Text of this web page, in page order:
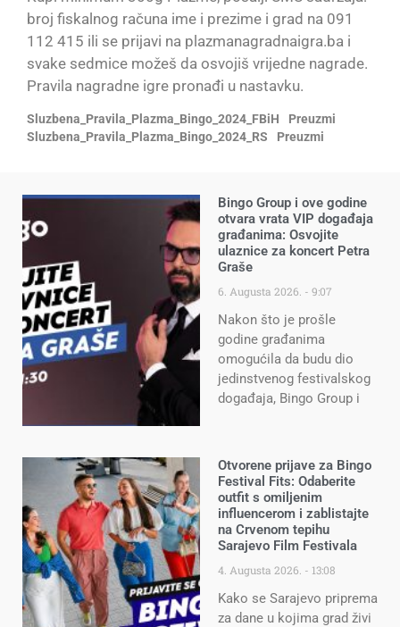
broj fiskalnog računa ime i prezime i grad na 091
112 415 ili se prijavi na plazmanagradnaigra.ba i
svake sedmice možeš da osvojiš vrijedne nagrade.
Pravila nagradne igre pronađi u nastavku.
Sluzbena_Pravila_Plazma_Bingo_2024_FBiH
Preuzmi
Sluzbena_Pravila_Plazma_Bingo_2024_RS
Preuzmi
Bingo Group i ove godine
otvara vrata VIP događaja
građanima: Osvojite
ulaznice za koncert Petra
Graše
6. Augusta 2026. 9:07
Nakon što je prošle
godine građanima
omogućila da budu dio
jedinstvenog festivalskog
događaja, Bingo Group i
Otvorene prijave za Bingo
Festival Fits: Odaberite
outfit s omiljenim
influencerom i zablistajte
na Crvenom tepihu
Sarajevo Film Festivala
4. Augusta 2026. 13:08
Kako se Sarajevo priprema
za dane u kojima grad živi